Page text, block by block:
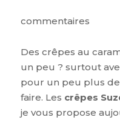
commentaires
Des crêpes au
un peu ? surtout
pour un peu plus
faire. Les crêpes
je vous propose